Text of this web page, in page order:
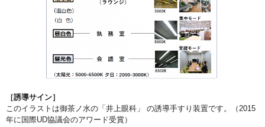
［誘導サイン］
このイラストは御茶ノ水の「井上眼科」 の誘導手すり装置です。（2015
年に国際UD協議会のアワード受賞）